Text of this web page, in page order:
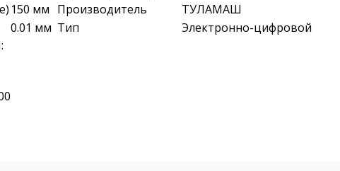
150 мм Производитель
ТУЛАМАШ
0.01 мм Тип
Электронно-цифровой